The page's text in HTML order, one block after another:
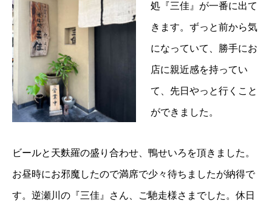
処『三佳』が一番に出て
きます。ずっと前から気
になっていて、勝手にお
店に親近感を持ってい
て、先日やっと行くこと
ができました。
ビールと天麩羅の盛り合わせ、鴨せいろを頂きました。
お昼時にお邪魔したので満席で少々待ちましたが納得で
す。逆瀬川の『三佳』さん、ご馳走様さまでした。休日